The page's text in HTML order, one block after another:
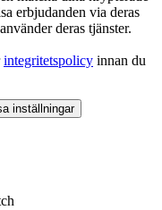
erbjudanden via deras
deras tjänster.
integritetspolicy innan du
inställningar